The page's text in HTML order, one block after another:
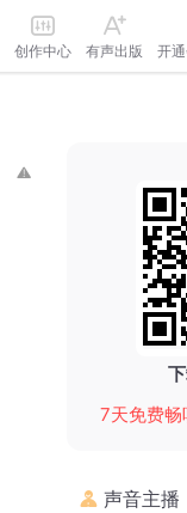
创作中心 有声出版 开
7天免费畅
声音主播